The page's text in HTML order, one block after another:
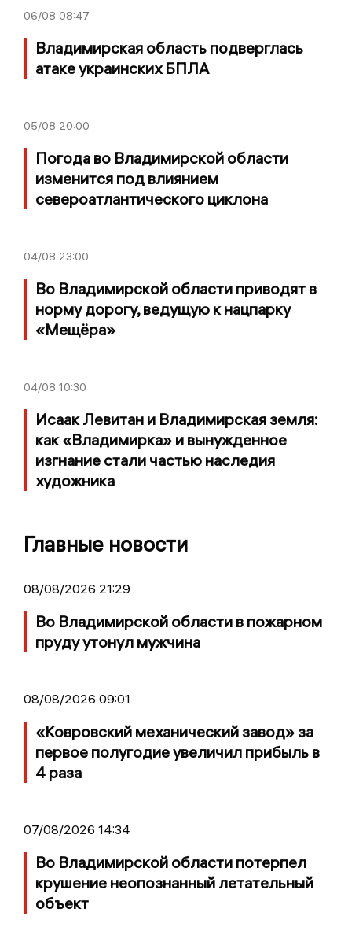
06/08 08:47
Владимирская область подверглась
атаке украинских БПЛА
05/08 20:00
Погода во Владимирской области
изменится под влиянием
североатлантического циклона
04/08 23:00
Во Владимирской области приводят в
норму дорогу, ведущую к нацпарку
«Мещёра»
04/08 10:30
Исаак Левитан и Владимирская земля:
как «Владимирка» и вынужденное
изгнание стали частью наследия
художника
Главные новости
08/08/2026 21:29
Во Владимирской области в пожарном
пруду утонул мужчина
08/08/2026 09:01
«Ковровский механический завод» за
первое полугодие увеличил прибыль в
4 раза
07/08/2026 14:34
Во Владимирской области потерпел
крушение неопознанный летательный
объект